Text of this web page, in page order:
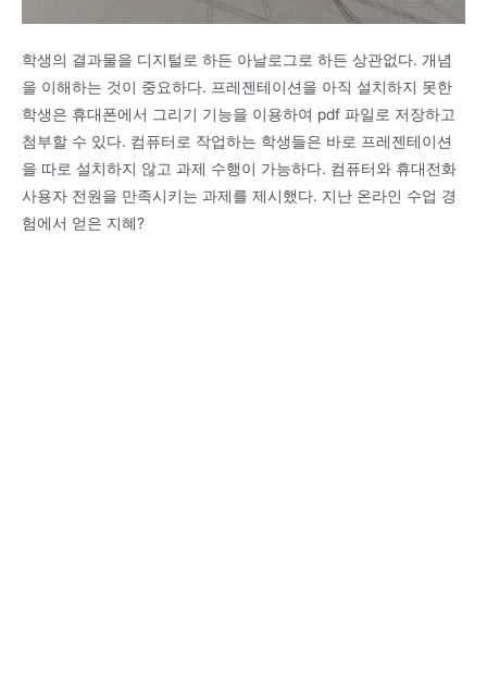
학생의 결과물을 디지털로 하든 아날로그로 하든 상관없다. 개념
을 이해하는 것이 중요하다. 프레젠테이션을 아직 설치하지 못한
학생은 휴대폰에서 그리기 기능을 이용하여 pdf 파일로 저장하고
첨부할 수 있다. 컴퓨터로 작업하는 학생들은 바로 프레젠테이션
을 따로 설치하지 않고 과제 수행이 가능하다. 컴퓨터와 휴대전화
사용자 전원을 만족시키는 과제를 제시했다. 지난 온라인 수업 경
험에서 얻은 지혜?